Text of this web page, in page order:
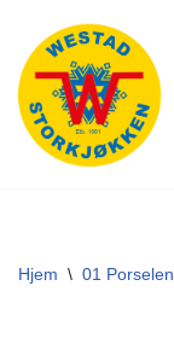
Hopp
til
innholdet
Hjem \ 01 Porselen